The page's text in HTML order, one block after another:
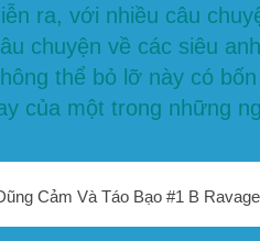
ra, với nhiều câu
chuyện về các siêu
thể bỏ lỡ này có
của một trong những